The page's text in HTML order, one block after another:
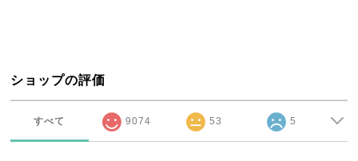
ショップの評価
すべて 9074 53 5